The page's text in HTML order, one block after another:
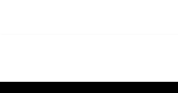
springen